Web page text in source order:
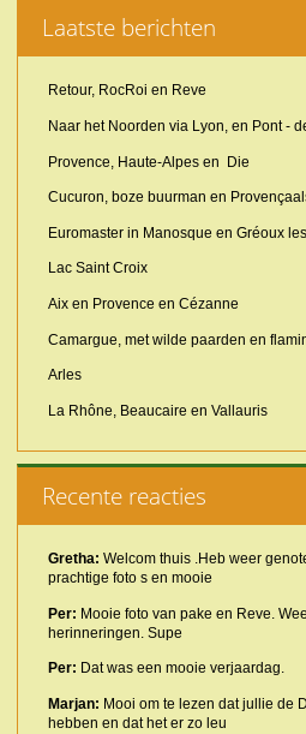
Laatste berichten
Retour, RocRoi en Reve
Naar het Noorden via Lyon, en Pont -
Provence, Haute-Alpes en Die
Cucuron, boze buurman en
Euromaster in Manosque en Gréoux
Lac Saint Croix
Aix en Provence en Cézanne
Camargue, met wilde paarden en
Arles
La Rhône, Beaucaire en Vallauris
Recente reacties
Gretha: Welcom thuis .Heb weer
prachtige foto s en mooie
Per: Mooie foto van pake en Reve.
herinneringen. Supe
Per: Dat was een mooie verjaardag.
Marjan: Mooi om te lezen dat jullie de
hebben en dat het er zo leu